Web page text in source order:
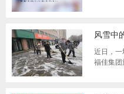
近日，一
福佳集团